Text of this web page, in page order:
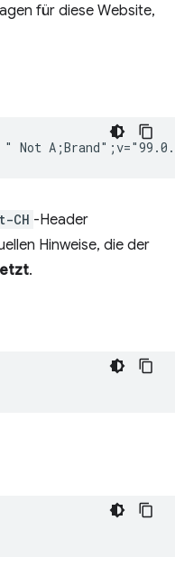
für diese Website,
CH -Header
Hinweise, die der
.